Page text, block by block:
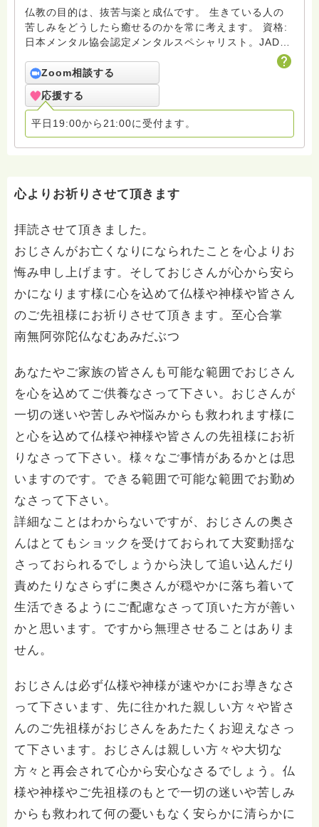
仏教の目的は、抜苦与楽と成仏です。 生きている人の
苦しみをどうしたら癒せるのかを常に考えます。 資格:
日本メンタル協会認定メンタルスペシャリスト。JADP
Zoom相談する
応援する
平日19:00から21:00に受付ます。
心よりお祈りさせて頂きます
拝読させて頂きました。
おじさんがお亡くなりになられたことを心よりお
悔み申し上げます。そしておじさんが心から安ら
かになります様に心を込めて仏様や神様や皆さん
のご先祖様にお祈りさせて頂きます。至心合掌
南無阿弥陀仏なむあみだぶつ
あなたやご家族の皆さんも可能な範囲でおじさん
を心を込めてご供養なさって下さい。おじさんが
一切の迷いや苦しみや悩みからも救われます様に
と心を込めて仏様や神様や皆さんの先祖様にお祈
りなさって下さい。様々なご事情があるかとは思
いますのです。できる範囲で可能な範囲でお勤め
なさって下さい。
詳細なことはわからないですが、おじさんの奥さ
んはとてもショックを受けておられて大変動揺な
さっておられるでしょうから決して追い込んだり
責めたりなさらずに奥さんが穏やかに落ち着いて
生活できるようにご配慮なさって頂いた方が善い
かと思います。ですから無理させることはありま
せん。
おじさんは必ず仏様や神様が速やかにお導きなさ
って下さいます、先に往かれた親しい方々や皆さ
んのご先祖様がおじさんをあたたくお迎えなさっ
て下さいます。おじさんは親しい方々や大切な
方々と再会されて心から安心なさるでしょう。仏
様や神様やご先祖様のもとで一切の迷いや苦しみ
からも救われて何の憂いもなく安らかに清らかに